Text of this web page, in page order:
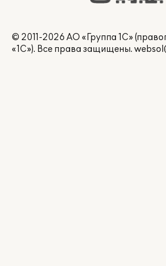
© 2011-2026 АО «Группа 1С»
«1С»). Все права защищены.